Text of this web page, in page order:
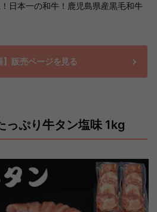
日本一の和牛！鹿児島県産黒毛和牛
】販売ページを見る
っぷり牛タン塩味 1kg